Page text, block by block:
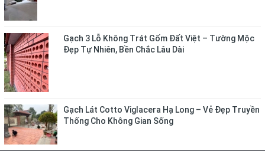
Gạch 3 Lỗ Không Trát Gốm Đất Việt – Tường Mộc
Đẹp Tự Nhiên, Bền Chắc Lâu Dài
Gạch Lát Cotto Viglacera Hạ Long – Vẻ Đẹp Truyền
Thống Cho Không Gian Sống